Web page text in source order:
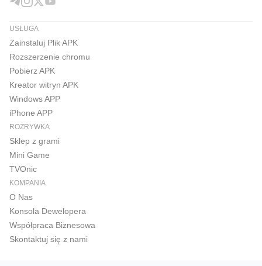
USŁUGA
Zainstaluj Plik APK
Rozszerzenie chromu
Pobierz APK
Kreator witryn APK
Windows APP
iPhone APP
ROZRYWKA
Sklep z grami
Mini Game
TVOnic
KOMPANIA
O Nas
Konsola Dewelopera
Współpraca Biznesowa
Skontaktuj się z nami